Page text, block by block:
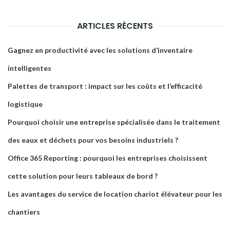
ARTICLES RÉCENTS
Gagnez en productivité avec les solutions d’inventaire
intelligentes
Palettes de transport : impact sur les coûts et l’efficacité
logistique
Pourquoi choisir une entreprise spécialisée dans le traitement
des eaux et déchets pour vos besoins industriels ?
Office 365 Reporting : pourquoi les entreprises choisissent
cette solution pour leurs tableaux de bord ?
Les avantages du service de location chariot élévateur pour les
chantiers